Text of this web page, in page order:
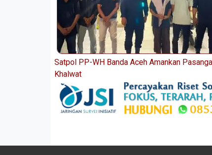
Satpol PP-WH Banda Aceh Amankan
Khalwat